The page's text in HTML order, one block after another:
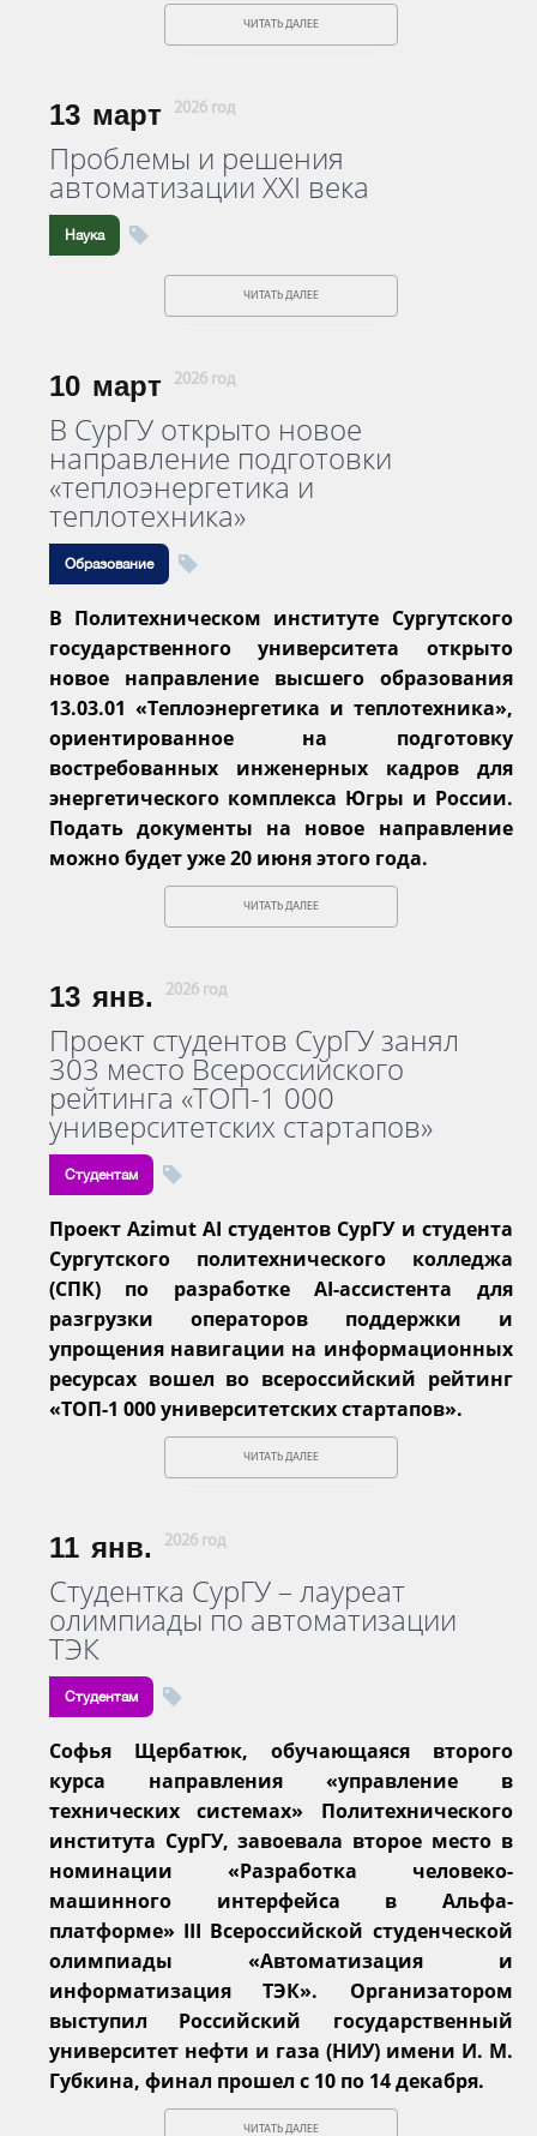
ЧИТАТЬ ДАЛЕЕ
13 март 2026 год
Проблемы и решения
автоматизации XXI века
Наука
ЧИТАТЬ ДАЛЕЕ
10 март 2026 год
В СурГУ открыто новое
направление подготовки
«теплоэнергетика и
теплотехника»
Образование
В Политехническом институте Сургутского
государственного университета открыто
новое направление высшего образования
13.03.01 «Теплоэнергетика и теплотехника»,
ориентированное на подготовку
востребованных инженерных кадров для
энергетического комплекса Югры и России.
Подать документы на новое направление
можно будет уже 20 июня этого года.
ЧИТАТЬ ДАЛЕЕ
13 янв. 2026 год
Проект студентов СурГУ занял
303 место Всероссийского
рейтинга «ТОП-1 000
университетских стартапов»
Студентам
Проект Azimut AI студентов СурГУ и студента
Сургутского политехнического колледжа
(СПК) по разработке AI-ассистента для
разгрузки операторов поддержки и
упрощения навигации на информационных
ресурсах вошел во всероссийский рейтинг
«ТОП-1 000 университетских стартапов».
ЧИТАТЬ ДАЛЕЕ
11 янв. 2026 год
Студентка СурГУ – лауреат
олимпиады по автоматизации
ТЭК
Студентам
Софья Щербатюк, обучающаяся второго
курса направления «управление в
технических системах» Политехнического
института СурГУ, завоевала второе место в
номинации «Разработка человеко-
машинного интерфейса в Альфа-
платформе» III Всероссийской студенческой
олимпиады «Автоматизация и
информатизация ТЭК». Организатором
выступил Российский государственный
университет нефти и газа (НИУ) имени И. М.
Губкина, финал прошел с 10 по 14 декабря.
ЧИТАТЬ ДАЛЕЕ